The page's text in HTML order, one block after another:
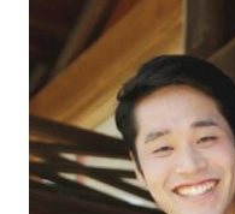
衣裳を探す
和婚コラム
先輩カップル実例